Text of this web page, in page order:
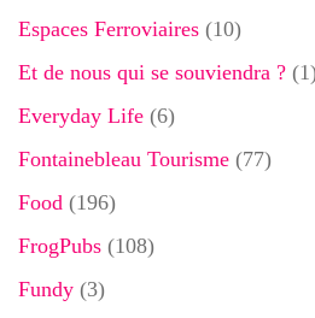
Espaces Ferroviaires (10)
Et de nous qui se souviendra ?
Everyday Life (6)
Fontainebleau Tourisme (77)
Food (196)
FrogPubs (108)
Fundy (3)